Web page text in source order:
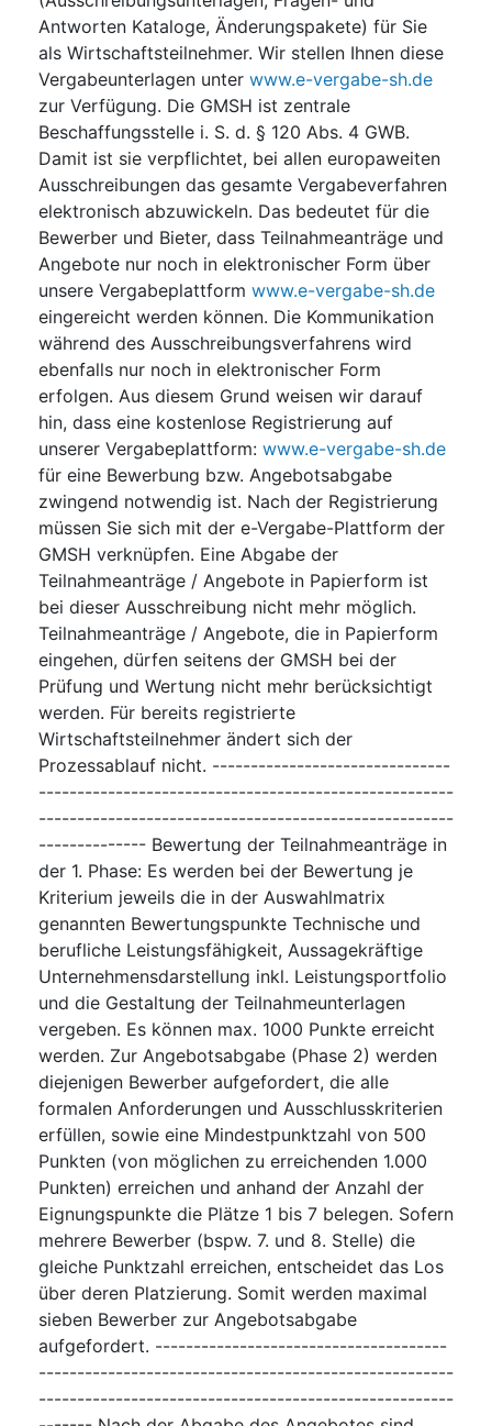
Antworten Kataloge, Änderungspakete) für Sie
als Wirtschaftsteilnehmer. Wir stellen Ihnen diese
Vergabeunterlagen unter www.e-vergabe-sh.de
zur Verfügung. Die GMSH ist zentrale
Beschaffungsstelle i. S. d. § 120 Abs. 4 GWB.
Damit ist sie verpflichtet, bei allen europaweiten
Ausschreibungen das gesamte Vergabeverfahren
elektronisch abzuwickeln. Das bedeutet für die
Bewerber und Bieter, dass Teilnahmeanträge und
Angebote nur noch in elektronischer Form über
unsere Vergabeplattform www.e-vergabe-sh.de
eingereicht werden können. Die Kommunikation
während des Ausschreibungsverfahrens wird
ebenfalls nur noch in elektronischer Form
erfolgen. Aus diesem Grund weisen wir darauf
hin, dass eine kostenlose Registrierung auf
unserer Vergabeplattform: www.e-vergabe-sh.de
für eine Bewerbung bzw. Angebotsabgabe
zwingend notwendig ist. Nach der Registrierung
müssen Sie sich mit der e-Vergabe-Plattform der
GMSH verknüpfen. Eine Abgabe der
Teilnahmeanträge / Angebote in Papierform ist
bei dieser Ausschreibung nicht mehr möglich.
Teilnahmeanträge / Angebote, die in Papierform
eingehen, dürfen seitens der GMSH bei der
Prüfung und Wertung nicht mehr berücksichtigt
werden. Für bereits registrierte
Wirtschaftsteilnehmer ändert sich der
Prozessablauf nicht. -------------------------------
------------------------------------------------------
------------------------------------------------------
-------------- Bewertung der Teilnahmeanträge in
der 1. Phase: Es werden bei der Bewertung je
Kriterium jeweils die in der Auswahlmatrix
genannten Bewertungspunkte Technische und
berufliche Leistungsfähigkeit, Aussagekräftige
Unternehmensdarstellung inkl. Leistungsportfolio
und die Gestaltung der Teilnahmeunterlagen
vergeben. Es können max. 1000 Punkte erreicht
werden. Zur Angebotsabgabe (Phase 2) werden
diejenigen Bewerber aufgefordert, die alle
formalen Anforderungen und Ausschlusskriterien
erfüllen, sowie eine Mindestpunktzahl von 500
Punkten (von möglichen zu erreichenden 1.000
Punkten) erreichen und anhand der Anzahl der
Eignungspunkte die Plätze 1 bis 7 belegen. Sofern
mehrere Bewerber (bspw. 7. und 8. Stelle) die
gleiche Punktzahl erreichen, entscheidet das Los
über deren Platzierung. Somit werden maximal
sieben Bewerber zur Angebotsabgabe
aufgefordert. --------------------------------------
------------------------------------------------------
------------------------------------------------------